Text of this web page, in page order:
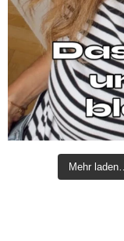
Mehr laden…